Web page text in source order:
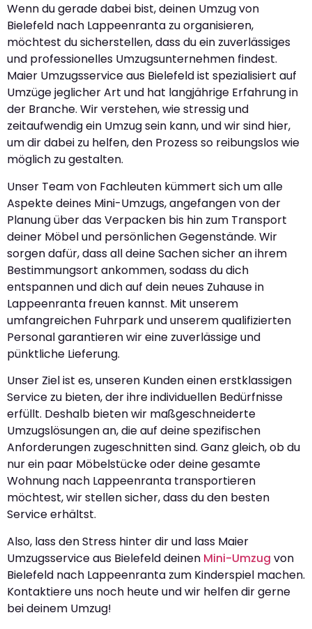
Wenn du gerade dabei bist, deinen Umzug von
Bielefeld nach Lappeenranta zu organisieren,
möchtest du sicherstellen, dass du ein zuverlässiges
und professionelles Umzugsunternehmen findest.
Maier Umzugsservice aus Bielefeld ist spezialisiert auf
Umzüge jeglicher Art und hat langjährige Erfahrung in
der Branche. Wir verstehen, wie stressig und
zeitaufwendig ein Umzug sein kann, und wir sind hier,
um dir dabei zu helfen, den Prozess so reibungslos wie
möglich zu gestalten.
Unser Team von Fachleuten kümmert sich um alle
Aspekte deines Mini-Umzugs, angefangen von der
Planung über das Verpacken bis hin zum Transport
deiner Möbel und persönlichen Gegenstände. Wir
sorgen dafür, dass all deine Sachen sicher an ihrem
Bestimmungsort ankommen, sodass du dich
entspannen und dich auf dein neues Zuhause in
Lappeenranta freuen kannst. Mit unserem
umfangreichen Fuhrpark und unserem qualifizierten
Personal garantieren wir eine zuverlässige und
pünktliche Lieferung.
Unser Ziel ist es, unseren Kunden einen erstklassigen
Service zu bieten, der ihre individuellen Bedürfnisse
erfüllt. Deshalb bieten wir maßgeschneiderte
Umzugslösungen an, die auf deine spezifischen
Anforderungen zugeschnitten sind. Ganz gleich, ob du
nur ein paar Möbelstücke oder deine gesamte
Wohnung nach Lappeenranta transportieren
möchtest, wir stellen sicher, dass du den besten
Service erhältst.
Also, lass den Stress hinter dir und lass Maier
Umzugsservice aus Bielefeld deinen Mini-Umzug von
Bielefeld nach Lappeenranta zum Kinderspiel machen.
Kontaktiere uns noch heute und wir helfen dir gerne
bei deinem Umzug!